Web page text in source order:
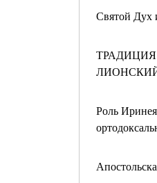
Святой Дух
Роль